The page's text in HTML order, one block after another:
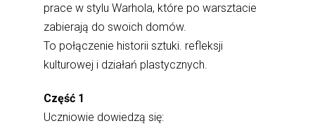
prace w stylu Warhola, które po warsztacie
zabierają do swoich domów.
To połączenie historii sztuki. refleksji
kulturowej i działań plastycznych.
Część 1
Uczniowie dowiedzą się: